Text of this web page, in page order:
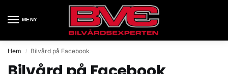
MENY
Hem / Bilvård på Facebook